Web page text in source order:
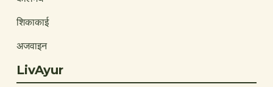
शिकाकाई
अजवाइन
LivAyur